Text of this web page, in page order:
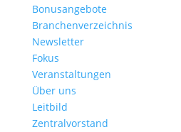
Bonusangebote
Branchenverzeichnis
Newsletter
Fokus
Veranstaltungen
Über uns
Leitbild
Zentralvorstand